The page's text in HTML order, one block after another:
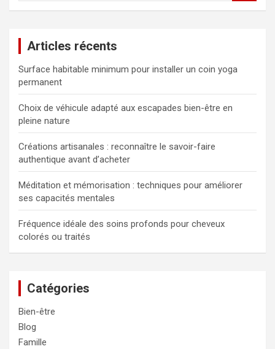
c
h
e
r
Articles récents
Surface habitable minimum pour installer un coin yoga
permanent
Choix de véhicule adapté aux escapades bien-être en
pleine nature
Créations artisanales : reconnaître le savoir-faire
authentique avant d’acheter
Méditation et mémorisation : techniques pour améliorer
ses capacités mentales
Fréquence idéale des soins profonds pour cheveux
colorés ou traités
Catégories
Bien-être
Blog
Famille